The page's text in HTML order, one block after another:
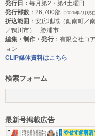
発行日： 毎月第2・第4土曜日
発行部数 ：26,700部 （2026年7月現在
折込範囲 ：安房地域（鋸南町／
／鴨川市）+ 勝浦市
編集・制作・発行：有限会社コ
ョン
CLIP媒体資料はこちら
検索フォーム
最新号掲載広告